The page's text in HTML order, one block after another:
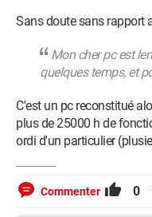
Sans doute sans rapport
Mon cher pc est
quelques temps, et
C'est un pc reconstitué
plus de 25000 h de
ordi d'un particulier
Commenter 0